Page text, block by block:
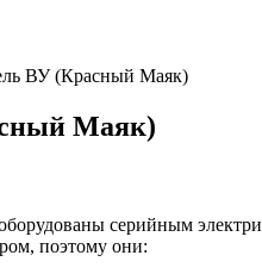
ВУ (Красный Маяк)
Маяк)
серийным
поэтому они: